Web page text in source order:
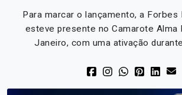
Para marcar o lançamento, a Forbes
esteve presente no Camarote Alma
Janeiro, com uma ativação